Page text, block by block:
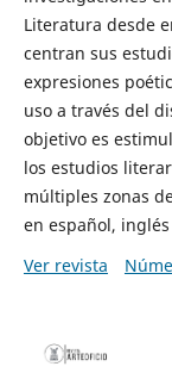
Literatura desde
centran sus
expresiones
uso a través del
objetivo es
los estudios
múltiples zonas
en español,
Ver revista